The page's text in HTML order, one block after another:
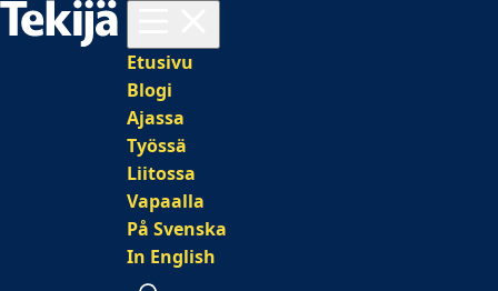
Päävalikko
Etusivu
Blogi
Ajassa
Työssä
Liitossa
Vapaalla
På Svenska
In English